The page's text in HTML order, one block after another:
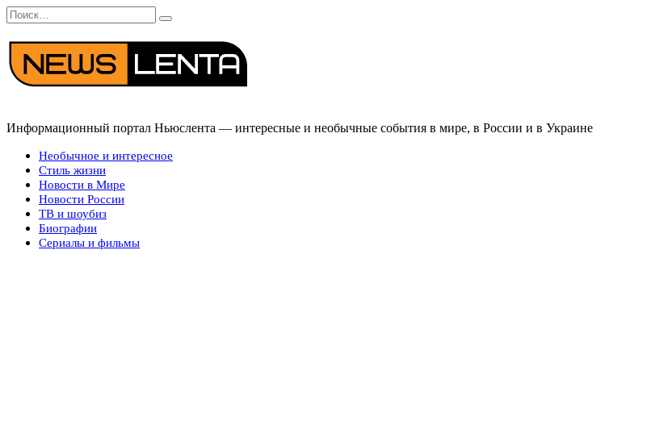
Перейти
к
содержанию
Search
for:
Информационный портал Ньюслента — интересные и необычные события в мире, в России и в Украине
Необычное и интересное
Стиль жизни
Новости в Мире
Новости России
ТВ и шоубиз
Биографии
Сериалы и фильмы